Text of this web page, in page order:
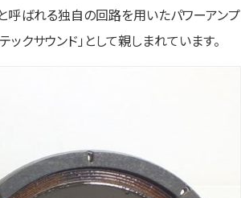
呼ばれる独自の回路を用いたパワーアンプ
クサウンド」として親しまれています。